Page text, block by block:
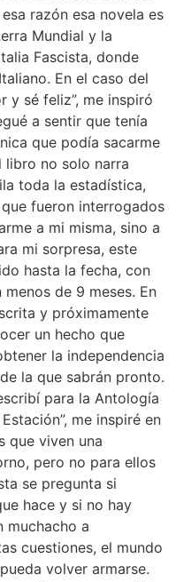
razón esa novela es
Mundial y la
Fascista, donde
En el caso del
y sé feliz”, me inspiró
a sentir que tenía
que podía sacarme
libro no solo narra
toda la estadística,
fueron interrogados
a mi misma, sino a
mi sorpresa, este
hasta la fecha, con
de 9 meses. En
y próximamente
un hecho que
la independencia
la que sabrán pronto.
para la Antología
me inspiré en
que viven una
pero no para ellos
se pregunta si
hace y si no hay
muchacho a
cuestiones, el mundo
volver armarse.